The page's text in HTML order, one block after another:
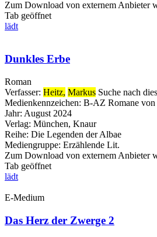
Zum Download von externem Anbieter
Tab geöffnet
lädt
Dunkles Erbe
Roman
Verfasser: Heitz, Markus Suche nach
Medienkennzeichen: B-AZ Romane
Jahr: August 2024
Verlag: München, Knaur
Reihe: Die Legenden der Albae
Mediengruppe: Erzählende Lit.
Zum Download von externem Anbieter
Tab geöffnet
lädt
E-Medium
Das Herz der Zwerge 2